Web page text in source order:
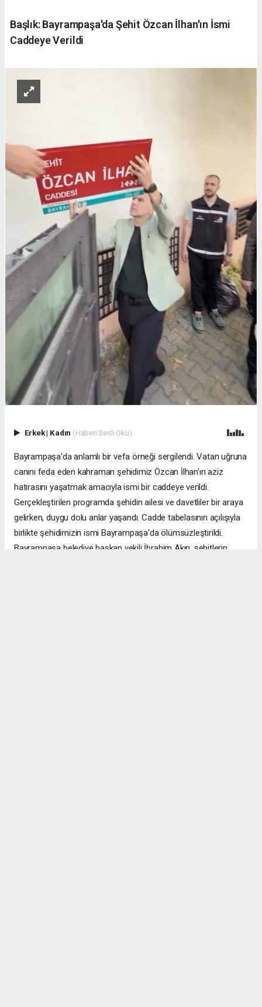
Başlık: Bayrampaşa'da Şehit Özcan İlhan'ın İsmi
Caddeye Verildi
Erkek| Kadın (Haberi Sesli Oku)
Bayrampaşa'da anlamlı bir vefa örneği sergilendi. Vatan uğruna
canını feda eden kahraman şehidimiz Özcan İlhan'ın aziz
hatırasını yaşatmak amacıyla ismi bir caddeye verildi.
Gerçekleştirilen programda şehidin ailesi ve davetliler bir araya
gelirken, duygu dolu anlar yaşandı. Cadde tabelasının açılışıyla
birlikte şehidimizin ismi Bayrampaşa'da ölümsüzleştirildi.
Bayrampaşa belediye başkan vekili İbrahim Akın, şehitlerin